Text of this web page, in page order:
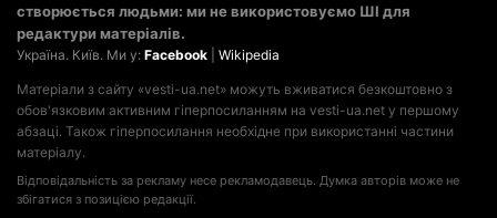
створюється людьми: ми не використовуємо ШІ для
редактури матеріалів.
Україна. Київ. Ми у: Facebook Wikipedia
Матеріали з сайту «vesti-ua.net» можуть вживатися безкоштовно з
обов'язковим активним гіперпосиланням на vesti-ua.net у першому
абзаці. Також гіперпосилання необхідне при використанні частини
матеріалу.
Відповідальність за рекламу несе рекламодавець. Думка авторів може не
збігатися з позицією редакції.